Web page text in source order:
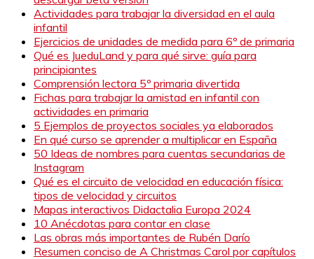
Actividades para trabajar la diversidad en el aula
infantil
Ejercicios de unidades de medida para 6º de primaria
Qué es JueduLand y para qué sirve: guía para
principiantes
Comprensión lectora 5º primaria divertida
Fichas para trabajar la amistad en infantil con
actividades en primaria
5 Ejemplos de proyectos sociales ya elaborados
En qué curso se aprender a multiplicar en España
50 Ideas de nombres para cuentas secundarias de
Instagram
Qué es el circuito de velocidad en educación física:
tipos de velocidad y circuitos
Mapas interactivos Didactalia Europa 2024
10 Anécdotas para contar en clase
Las obras más importantes de Rubén Darío
Resumen conciso de A Christmas Carol por capítulos